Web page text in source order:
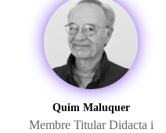
Quim Maluquer
Membre Titular Didacta i